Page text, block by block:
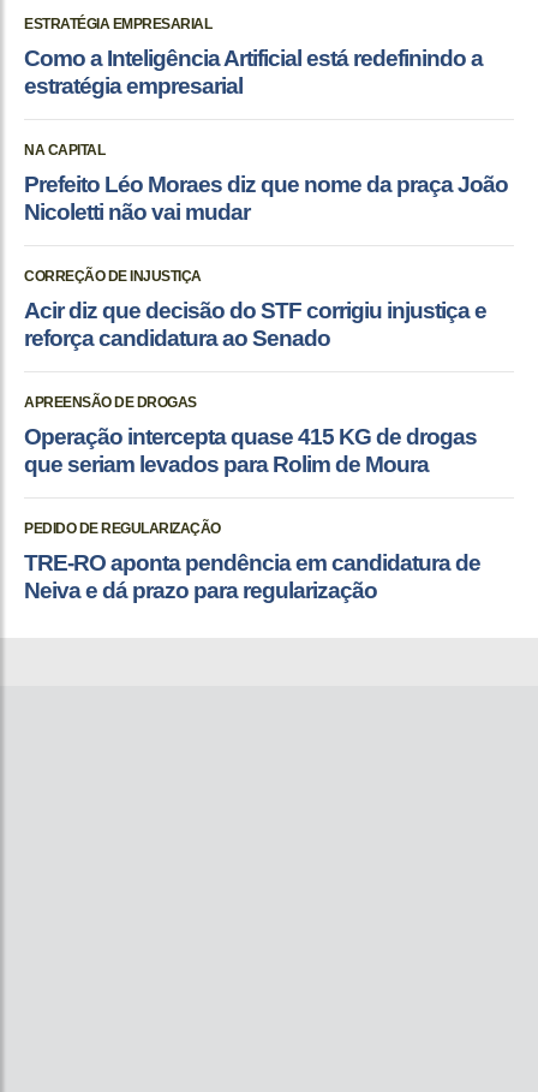
ESTRATÉGIA EMPRESARIAL
Como a Inteligência Artificial está redefinindo a
estratégia empresarial
NA CAPITAL
Prefeito Léo Moraes diz que nome da praça João
Nicoletti não vai mudar
CORREÇÃO DE INJUSTIÇA
Acir diz que decisão do STF corrigiu injustiça e
reforça candidatura ao Senado
APREENSÃO DE DROGAS
Operação intercepta quase 415 KG de drogas
que seriam levados para Rolim de Moura
PEDIDO DE REGULARIZAÇÃO
TRE-RO aponta pendência em candidatura de
Neiva e dá prazo para regularização